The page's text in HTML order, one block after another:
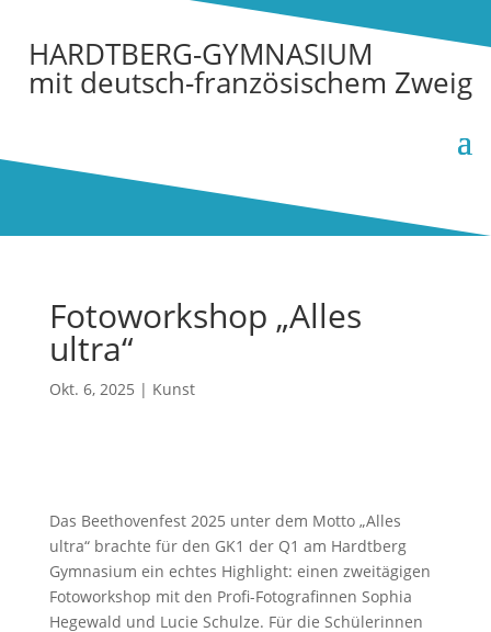
HARDTBERG-GYMNASIUM
mit deutsch-französischem Zweig
Fotoworkshop „Alles
ultra“
Okt. 6, 2025 | Kunst
Das Beethovenfest 2025 unter dem Motto „Alles
ultra“ brachte für den GK1 der Q1 am Hardtberg
Gymnasium ein echtes Highlight: einen zweitägigen
Fotoworkshop mit den Profi-Fotografinnen Sophia
Hegewald und Lucie Schulze. Für die Schülerinnen